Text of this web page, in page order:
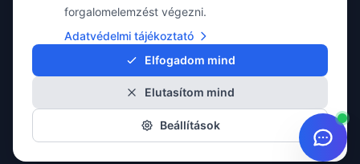
Vredestein
© 2026 Taylor Webshop. Minden jog fenntartva.
forgalomelemzést végezni.
Adatvédelmi tájékoztató
Elfogadom mind
Elutasítom mind
Beállítások